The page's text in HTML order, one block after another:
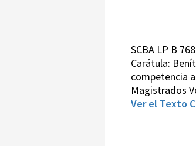
SCBA LP B
Carátula:
competencia
Magistrados
Ver el Texto